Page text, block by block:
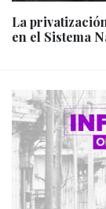
La
en el Sistema